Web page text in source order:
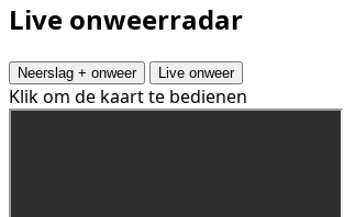
Live onweerradar
Neerslag + onweer Live onweer
Klik om de kaart te bedienen